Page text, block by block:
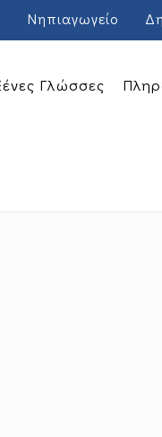
Νηπιαγωγείο
Γλώσσες